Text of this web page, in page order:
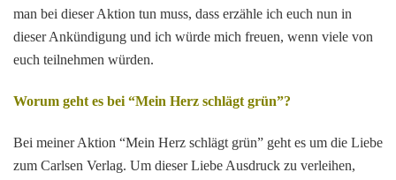
man bei dieser Aktion tun muss, dass erzähle ich euch nun in
dieser Ankündigung und ich würde mich freuen, wenn viele von
euch teilnehmen würden.
Worum geht es bei “Mein Herz schlägt grün”?
Bei meiner Aktion “Mein Herz schlägt grün” geht es um die Liebe
zum Carlsen Verlag. Um dieser Liebe Ausdruck zu verleihen,